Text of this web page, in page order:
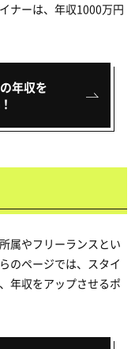
ナーは、年収1000万円
年収を
属やフリーランスとい
のページでは、スタイ
年収をアップさせるポ